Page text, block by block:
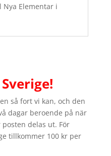
Elementar i
så fort vi kan, och den
dagar beroende på när
delas ut. För
tillkommer 100 kr per